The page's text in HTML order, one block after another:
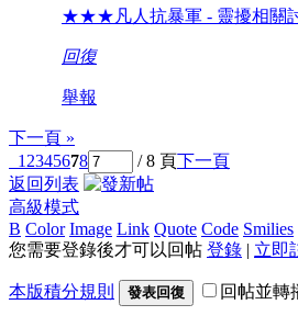
★★★凡人抗暴軍 - 靈擾相
回復
舉報
下一頁 »
1 2345678 / 8 頁下一頁
返回列表
高級模式
B Color Image Link Quote Code Smilies
您需要登錄後才可以回帖 登錄 | 立即
本版積分規則 發表回復 回帖並轉